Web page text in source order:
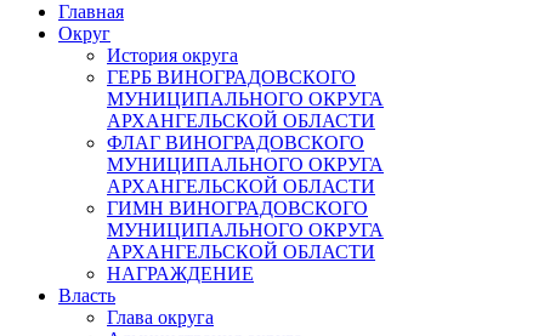
Главная
Округ
История округа
ГЕРБ ВИНОГРАДОВСКОГО
МУНИЦИПАЛЬНОГО ОКРУГА
АРХАНГЕЛЬСКОЙ ОБЛАСТИ
ФЛАГ ВИНОГРАДОВСКОГО
МУНИЦИПАЛЬНОГО ОКРУГА
АРХАНГЕЛЬСКОЙ ОБЛАСТИ
ГИМН ВИНОГРАДОВСКОГО
МУНИЦИПАЛЬНОГО ОКРУГА
АРХАНГЕЛЬСКОЙ ОБЛАСТИ
НАГРАЖДЕНИЕ
Власть
Глава округа